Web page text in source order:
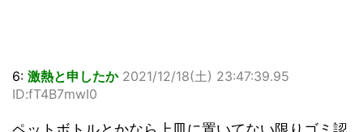
6: 激熱と申したか 2021/12/18(土) 23:47:39.95
ID:fT4B7mwI0